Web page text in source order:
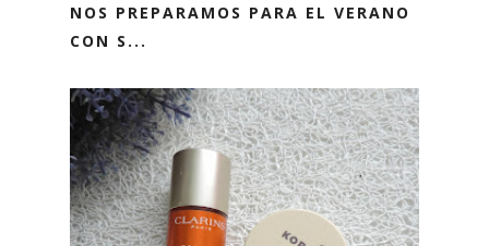
NOS PREPARAMOS PARA EL VERANO
CON S...